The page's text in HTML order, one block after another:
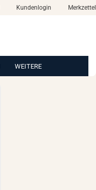
Kundenlogin Merkzettel
WEITERE